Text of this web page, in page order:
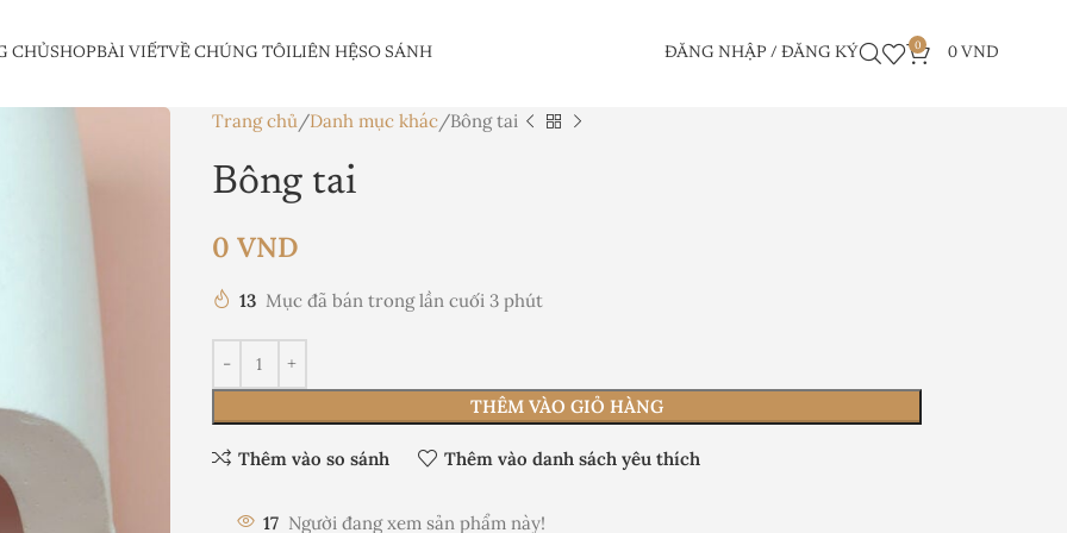
CHỦSHOPBÀI VIẾTVỀ CHÚNG TÔILIÊN HỆSO SÁNH ĐĂNG NHẬP / ĐĂNG KÝ
0
0 VND
Trang chủ Danh mục khác Bông tai
Bông tai
0 VND
13 Mục đã bán trong lần cuối 3 phút
THÊM VÀO GIỎ HÀNG
Thêm vào so sánh Thêm vào danh sách yêu thích
17 Người đang xem sản phẩm này!